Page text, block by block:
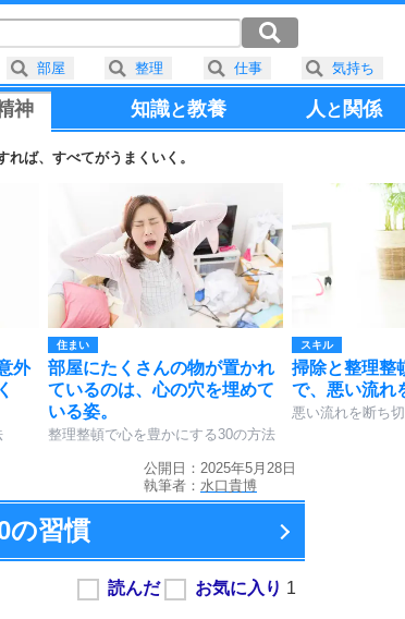
神 知識と教養 人と 関係
れば、すべてがうまくいく。
外
住まい
部屋にたくさんの物が置かれ
ているのは、心の穴を埋めて
いる姿。
整理整頓で心を豊かにする30の方法
スキル
掃除と整理整
で、悪い流れ
悪い流れを断ち
公開日：2025年5月28日
執筆者： 水口貴博
の習慣
部屋 整理 仕事 気持ち